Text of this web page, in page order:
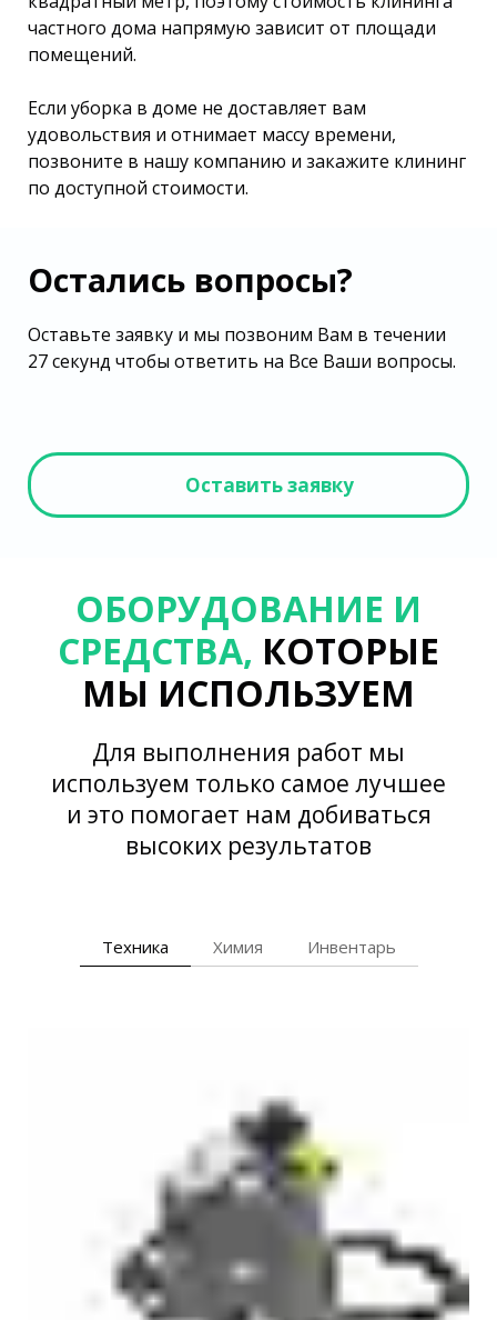
частного дома напрямую зависит от площади
помещений.
Если уборка в доме не доставляет вам
удовольствия и отнимает массу времени,
позвоните в нашу компанию и закажите клининг
по доступной стоимости.
Остались вопросы?
Оставьте заявку и мы позвоним Вам в течении
27 секунд чтобы ответить на Все Ваши вопросы.
Оставить заявку
ОБОРУДОВАНИЕ И
СРЕДСТВА, КОТОРЫЕ
МЫ ИСПОЛЬЗУЕМ
Для выполнения работ мы
используем только самое лучшее
и это помогает нам добиваться
высоких результатов
Техника Химия Инвентарь